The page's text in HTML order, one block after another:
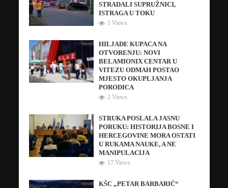
STRADALI SUPRUŽNICI,
ISTRAGA U TOKU
1 Views
HILJADE KUPACA NA
OTVORENJU: NOVI
BELAMIONIX CENTAR U
VITEZU ODMAH POSTAO
MJESTO OKUPLJANJA
PORODICA
2 Views
STRUKA POSLALA JASNU
PORUKU: HISTORIJA BOSNE I
HERCEGOVINE MORA OSTATI
U RUKAMA NAUKE, A NE
MANIPULACIJA
17 Views
KŠC „PETAR BARBARIĆ“